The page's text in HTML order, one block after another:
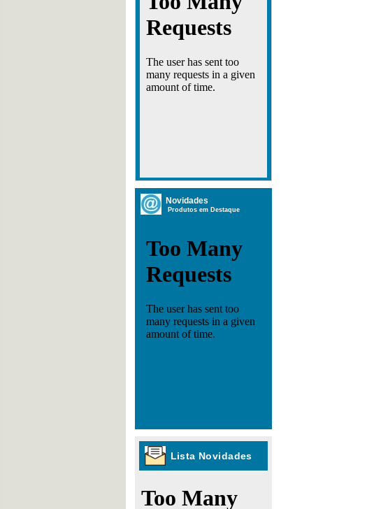
Novidades
Produtos em Destaque
Lista Novidades